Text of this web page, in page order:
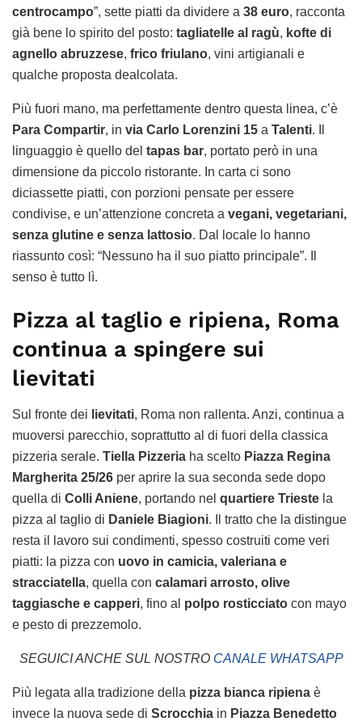
centrocampo”, sette piatti da dividere a 38 euro, racconta
già bene lo spirito del posto: tagliatelle al ragù, kofte di
agnello abruzzese, frico friulano, vini artigianali e
qualche proposta dealcolata.
Più fuori mano, ma perfettamente dentro questa linea, c’è
Para Compartir, in via Carlo Lorenzini 15 a Talenti. Il
linguaggio è quello del tapas bar, portato però in una
dimensione da piccolo ristorante. In carta ci sono
diciassette piatti, con porzioni pensate per essere
condivise, e un’attenzione concreta a vegani, vegetariani,
senza glutine e senza lattosio. Dal locale lo hanno
riassunto così: “Nessuno ha il suo piatto principale”. Il
senso è tutto lì.
Pizza al taglio e ripiena, Roma
continua a spingere sui
lievitati
Sul fronte dei lievitati, Roma non rallenta. Anzi, continua a
muoversi parecchio, soprattutto al di fuori della classica
pizzeria serale. Tiella Pizzeria ha scelto Piazza Regina
Margherita 25/26 per aprire la sua seconda sede dopo
quella di Colli Aniene, portando nel quartiere Trieste la
pizza al taglio di Daniele Biagioni. Il tratto che la distingue
resta il lavoro sui condimenti, spesso costruiti come veri
piatti: la pizza con uovo in camicia, valeriana e
stracciatella, quella con calamari arrosto, olive
taggiasche e capperi, fino al polpo rosticciato con mayo
e pesto di prezzemolo.
SEGUICI ANCHE SUL NOSTRO CANALE WHATSAPP
Più legata alla tradizione della pizza bianca ripiena è
invece la nuova sede di Scrocchia in Piazza Benedetto